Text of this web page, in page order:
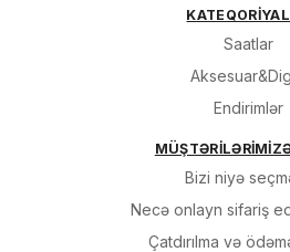
Saatlar
Endirimlər
Bizi niyə
Necə onlayn sifariş
Çatdırılma və